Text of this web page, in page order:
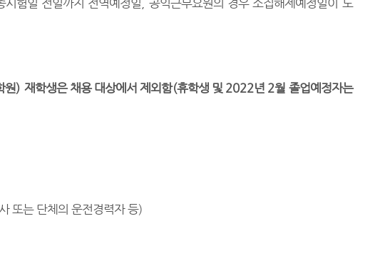
시험일 전일까지 전역예정일 ,공익근무요원의 경우 소집해제예정일이 도
원) 재학생은 채용 대상에서 제외함(휴학생 및 2022년 2월 졸업예정자는
또는 단체의 운전경력자 등)